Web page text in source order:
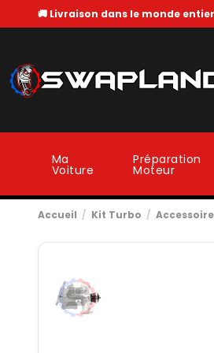
🚚 Livraison dans le monde entier
Ma
Voiture
Préparation
Moteur
Accueil Kit Turbo